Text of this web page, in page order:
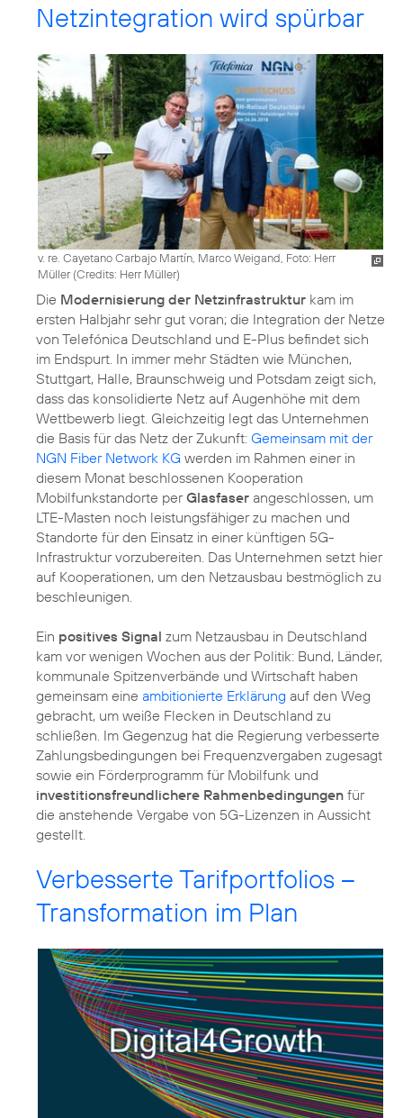
Netzintegration wird spürbar
v. re. Cayetano Carbajo Martín, Marco Weigand, Foto: Herr
Müller (Credits: Herr Müller)
Die Modernisierung der Netzinfrastruktur kam im
ersten Halbjahr sehr gut voran; die Integration der Netze
von Telefónica Deutschland und E-Plus befindet sich
im Endspurt. In immer mehr Städten wie München,
Stuttgart, Halle, Braunschweig und Potsdam zeigt sich,
dass das konsolidierte Netz auf Augenhöhe mit dem
Wettbewerb liegt. Gleichzeitig legt das Unternehmen
die Basis für das Netz der Zukunft: Gemeinsam mit der
NGN Fiber Network KG werden im Rahmen einer in
diesem Monat beschlossenen Kooperation
Mobilfunkstandorte perGlasfaser angeschlossen, um
LTE-Masten noch leistungsfähiger zu machen und
Standorte für den Einsatz in einer künftigen 5G-
Infrastruktur vorzubereiten. Das Unternehmen setzt hier
auf Kooperationen, um den Netzausbau bestmöglich zu
beschleunigen.
Ein positives Signal zum Netzausbau in Deutschland
kam vor wenigen Wochen aus der Politik: Bund, Länder,
kommunale Spitzenverbände und Wirtschaft haben
gemeinsam eine ambitionierte Erklärung auf den Weg
gebracht, um weiße Flecken in Deutschland zu
schließen. Im Gegenzug hat die Regierung verbesserte
Zahlungsbedingungen bei Frequenzvergaben zugesagt
sowie ein Förderprogramm für Mobilfunk und
investitionsfreundlichere Rahmenbedingungen für
die anstehende Vergabe von 5G-Lizenzen in Aussicht
gestellt.
Verbesserte Tarifportfolios –
Transformation im Plan